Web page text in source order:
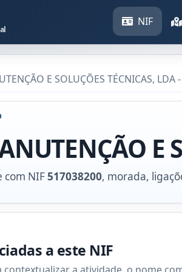
NIF
E SOLUÇÕES TÉCNICAS,
E
com NIF517038200, morada,
a este NIF